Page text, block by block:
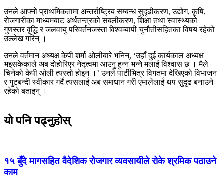
उनले आफ्नो प्राथमिकतामा अन्तर्राष्ट्रिय सम्बन्ध सुदृढीकरण, उद्योग, कृषि,
रोजगारीका माध्यमबाट अर्थतन्त्रको सबलीकरण, शिक्षा तथा स्वास्थ्यको
गुणस्तर वृद्धि र जलवायु परिवर्तनजस्ता विश्वव्यापी चुनौतीसहितका विषय रहेको
उल्लेख गरिन् ।
उनले वर्तमान अध्यक्ष केपी शर्मा ओलीबारे भनिन्, ‘उहाँ दुई कार्यकाल अध्यक्ष
भइसकेकाले अब दोहोरिएर नेतृत्वमा आउनु हुन्न भन्ने मलाई विश्वास छ । मैले
चिनेको केपी ओली त्यस्तो होइन ।’ उनले पार्टीभित्र विगतमा देखिएको विभाजन
र गुटबन्दी स्वीकार गर्दै त्यसलाई अब समाधान गरी एमालेलाई थप सुदृढ बनाउने
रहेको बताइन् ।
यो पनि पढ्नुहोस्
१५ बुँदे मागसहित वैदेशिक रोजगार व्यवसायीले रोके श्रमिक पठाउने
काम